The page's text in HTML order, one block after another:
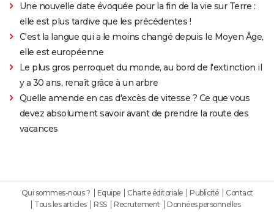
Une nouvelle date évoquée pour la fin de la vie sur Terre :
elle est plus tardive que les précédentes !
C'est la langue qui a le moins changé depuis le Moyen Âge,
elle est européenne
Le plus gros perroquet du monde, au bord de l'extinction il
y a 30 ans, renaît grâce à un arbre
Quelle amende en cas d'excès de vitesse ? Ce que vous
devez absolument savoir avant de prendre la route des
vacances
Qui sommes-nous ? Equipe Charte éditoriale Publicité
Contact
Tous les articles
RSS Recrutement
Données personnelles